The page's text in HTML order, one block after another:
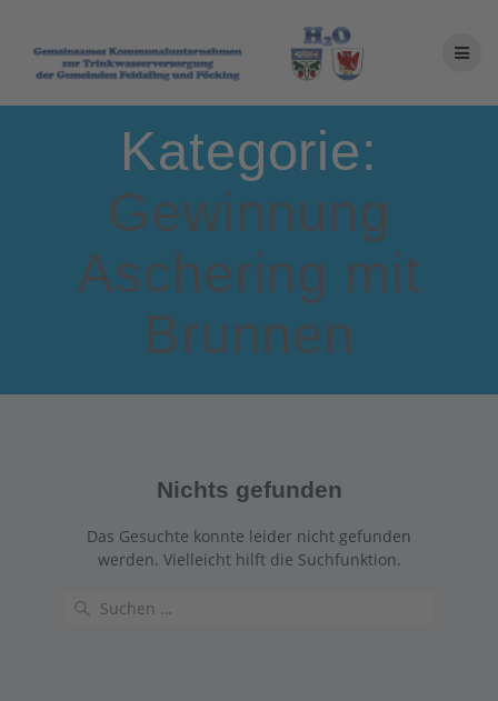
springen
Kategorie:
Gewinnung
Aschering mit
Brunnen
Nichts gefunden
Das Gesuchte konnte leider nicht gefunden
werden. Vielleicht hilft die Suchfunktion.